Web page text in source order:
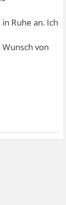
Ruhe an. Ich
von